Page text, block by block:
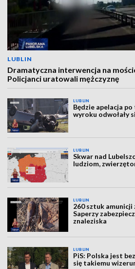
LUBLIN
Dramatyczna interwencja na
Policjanci uratowali mężczyznę
LUBLIN
Będzie apelacja
wyroku odwołały
LUBLIN
Skwar nad
ludziom,
LUBLIN
260 sztuk amunicji
Saperzy
znaleziska
LUBLIN
PiS: Polska jest
się takiemu